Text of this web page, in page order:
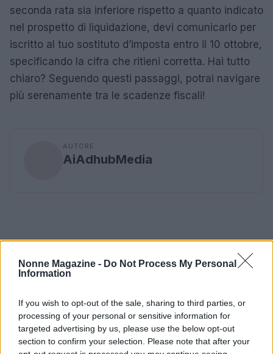
Nonne Magazine - Do Not Process My Personal
Information
If you wish to opt-out of the sale, sharing to third parties, or
processing of your personal or sensitive information for
targeted advertising by us, please use the below opt-out
section to confirm your selection. Please note that after your
seconda rata sia inferiore rispetto a quanto indicato
nel prospetto di liquidazione, devi comunicarlo per
iscritto al tuo sostituto d’imposta entro il 10 ottobre,
specificando la cifra che ritieni corretta. Hai tutto
chiaro? Seguendo questi passaggi, potrai navigare
più serenamente tra le scadenze fiscali!
AUTORE
AiAdhubMedia